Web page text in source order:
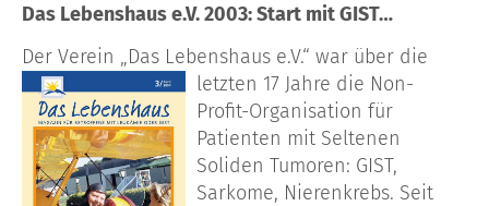
Das Lebenshaus e.V. 2003: Start mit GIST…
Der Verein „Das Lebenshaus e.V.“ war über die
letzten 17 Jahre die Non-
Profit-Organisation für
Patienten mit Seltenen
Soliden Tumoren: GIST,
Sarkome, Nierenkrebs. Seit